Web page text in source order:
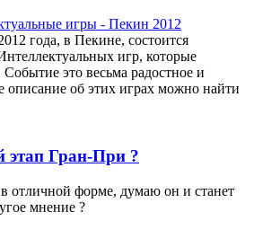
года, в Пекине, состоится
игр, которые
это весьма радостное и
описание об этих играх можно найти
этап Гран-При ?
отличной форме, думаю он и станет
мнение ?